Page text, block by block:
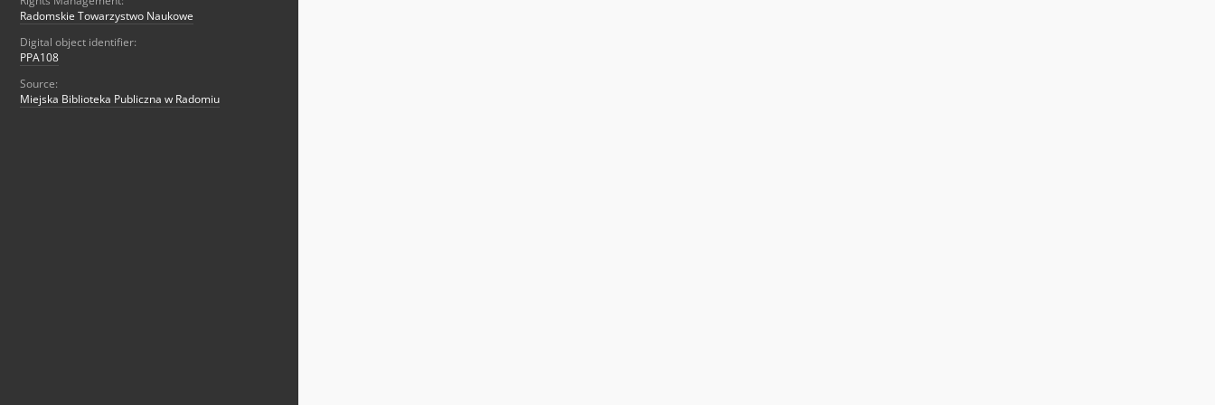
Radomskie Towarzystwo Naukowe
Digital object identifier:
PPA108
Source:
Miejska Biblioteka Publiczna w Radomiu